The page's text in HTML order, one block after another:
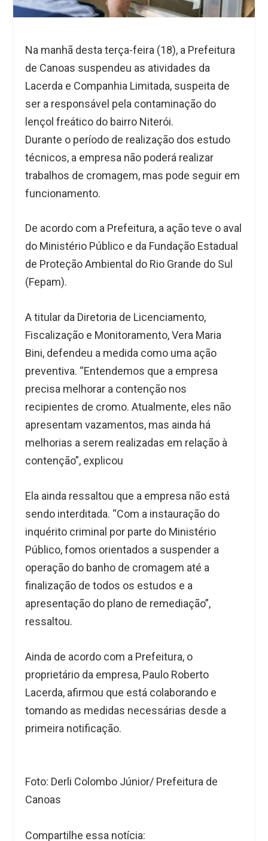
Na manhã desta terça-feira (18), a Prefeitura
de Canoas suspendeu as atividades da
Lacerda e Companhia Limitada, suspeita de
ser a responsável pela contaminação do
lençol freático do bairro Niterói.
Durante o período de realização dos estudo
técnicos, a empresa não poderá realizar
trabalhos de cromagem, mas pode seguir em
funcionamento.
De acordo com a Prefeitura, a ação teve o aval
do Ministério Público e da Fundação Estadual
de Proteção Ambiental do Rio Grande do Sul
(Fepam).
A titular da Diretoria de Licenciamento,
Fiscalização e Monitoramento, Vera Maria
Bini, defendeu a medida como uma ação
preventiva. “Entendemos que a empresa
precisa melhorar a contenção nos
recipientes de cromo. Atualmente, eles não
apresentam vazamentos, mas ainda há
melhorias a serem realizadas em relação à
contenção”, explicou
Ela ainda ressaltou que a empresa não está
sendo interditada. “Com a instauração do
inquérito criminal por parte do Ministério
Público, fomos orientados a suspender a
operação do banho de cromagem até a
finalização de todos os estudos e a
apresentação do plano de remediação”,
ressaltou.
Ainda de acordo com a Prefeitura, o
proprietário da empresa, Paulo Roberto
Lacerda, afirmou que está colaborando e
tomando as medidas necessárias desde a
primeira notificação.
Foto: Derli Colombo Júnior/ Prefeitura de
Canoas
Compartilhe essa notícia: